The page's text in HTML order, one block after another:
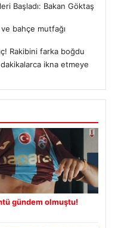
Başladı: Bakan Göktaş
bahçe mutfağı
Rakibini farka boğdu
ikna etmeye
gündem olmuştu!